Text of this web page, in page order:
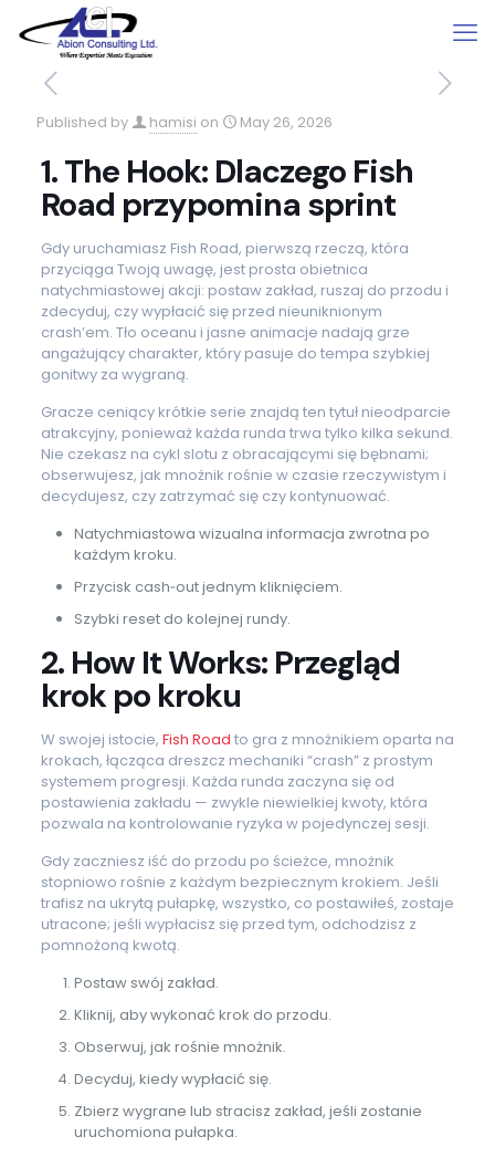
Published by hamisi on May 26, 2026
1. The Hook: Dlaczego Fish
Road przypomina sprint
Gdy uruchamiasz Fish Road, pierwszą rzeczą, która
przyciąga Twoją uwagę, jest prosta obietnica
natychmiastowej akcji: postaw zakład, ruszaj do przodu i
zdecyduj, czy wypłacić się przed nieuniknionym
crash’em. Tło oceanu i jasne animacje nadają grze
angażujący charakter, który pasuje do tempa szybkiej
gonitwy za wygraną.
Gracze ceniący krótkie serie znajdą ten tytuł nieodparcie
atrakcyjny, ponieważ każda runda trwa tylko kilka sekund.
Nie czekasz na cykl slotu z obracającymi się bębnami;
obserwujesz, jak mnożnik rośnie w czasie rzeczywistym i
decydujesz, czy zatrzymać się czy kontynuować.
Natychmiastowa wizualna informacja zwrotna po
każdym kroku.
Przycisk cash‑out jednym kliknięciem.
Szybki reset do kolejnej rundy.
2. How It Works: Przegląd
krok po kroku
W swojej istocie, Fish Road to gra z mnożnikiem oparta na
krokach, łącząca dreszcz mechaniki “crash” z prostym
systemem progresji. Każda runda zaczyna się od
postawienia zakładu — zwykle niewielkiej kwoty, która
pozwala na kontrolowanie ryzyka w pojedynczej sesji.
Gdy zaczniesz iść do przodu po ścieżce, mnożnik
stopniowo rośnie z każdym bezpiecznym krokiem. Jeśli
trafisz na ukrytą pułapkę, wszystko, co postawiłeś, zostaje
utracone; jeśli wypłacisz się przed tym, odchodzisz z
pomnożoną kwotą.
Postaw swój zakład.
Kliknij, aby wykonać krok do przodu.
Obserwuj, jak rośnie mnożnik.
Decyduj, kiedy wypłacić się.
Zbierz wygrane lub stracisz zakład, jeśli zostanie
uruchomiona pułapka.